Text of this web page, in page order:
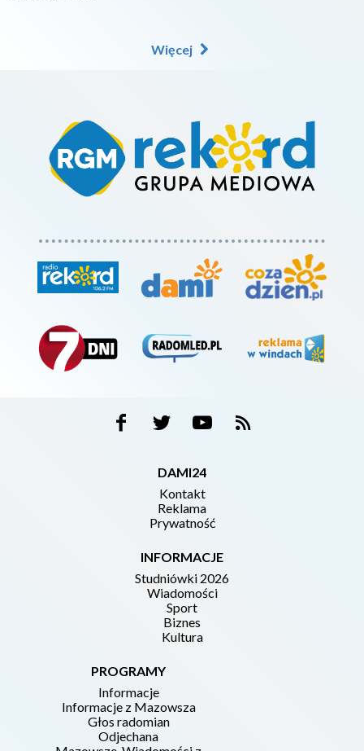
Więcej
DAMI24
Kontakt
Reklama
Prywatność
INFORMACJE
Studniówki 2026
Wiadomości
Sport
Biznes
Kultura
PROGRAMY
Informacje
Informacje z Mazowsza
Głos radomian
Odjechana